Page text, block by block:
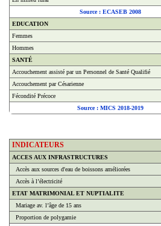
Source : ECASEB 2008
EDUCATION
Femmes
Hommes
SANTÉ
Accouchement assisté par un Personnel de Santé Qualifié
Accouchement par Césarienne
Fécondité Précoce
Source : MICS 2018-2019
INDICATEURS
ACCES AUX INFRASTRUCTURES
Accès aux sources d'eau de boissons améliorées
Accès à l’électricité
ETAT MATRIMONIAL ET NUPTIALITE
Mariage av. l’âge de 15 ans
Proportion de polygamie
Source : MICS 2018-2019